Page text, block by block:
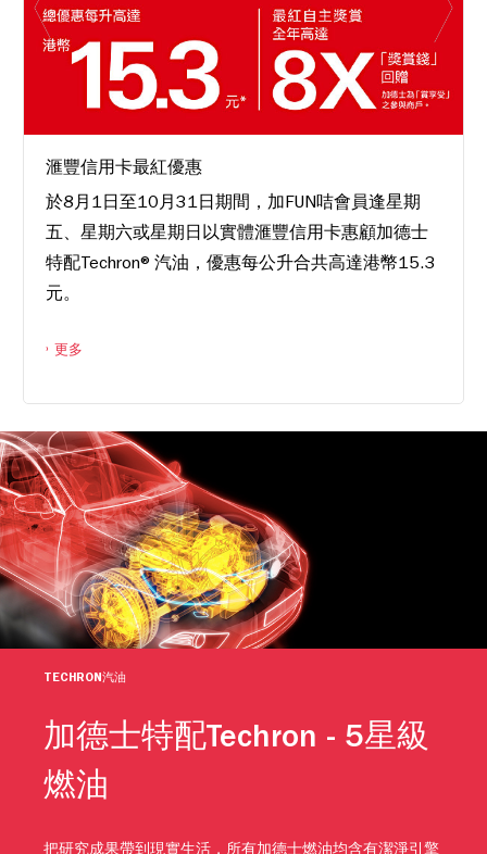
於8月1日至10月31日期間，加FUN咭會員逢星期
五、星期六或星期日以實體滙豐信用卡惠顧加德士
特配Techron®汽油，優惠每公升合共高達港幣15.3
元。
TECHRON汽油
加德士特配Techron - 5星級
燃油
的添加劑— Techron®，質素一直受世界各地的駕駛者、機